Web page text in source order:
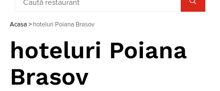
Acasa > hoteluri Poiana Brasov
hoteluri Poiana
Brasov